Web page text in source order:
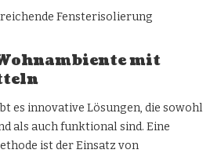
Fensterisolierung
mit
es innovative Lösungen, die sowohl
als auch funktional sind. Eine
ist der Einsatz von